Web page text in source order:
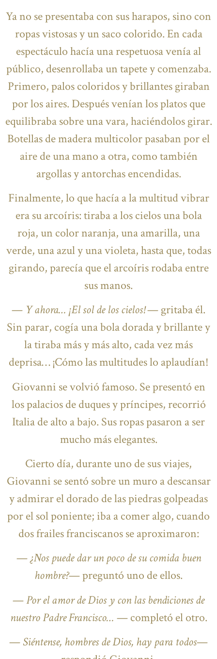
Ya no se presentaba con sus harapos, sino con
ropas vistosas y un saco colorido. En cada
espectáculo hacía una respetuosa venía al
público, desenrollaba un tapete y comenzaba.
Primero, palos coloridos y brillantes giraban
por los aires. Después venían los platos que
equilibraba sobre una vara, haciéndolos girar.
Botellas de madera multicolor pasaban por el
aire de una mano a otra, como también
argollas y antorchas encendidas.
Finalmente, lo que hacía a la multitud vibrar
era su arcoíris: tiraba a los cielos una bola
roja, un color naranja, una amarilla, una
verde, una azul y una violeta, hasta que, todas
girando, parecía que el arcoíris rodaba entre
sus manos.
— Y ahora… ¡El sol de los cielos!— gritaba él.
Sin parar, cogía una bola dorada y brillante y
la tiraba más y más alto, cada vez más
deprisa… ¡Cómo las multitudes lo aplaudían!
Giovanni se volvió famoso. Se presentó en
los palacios de duques y príncipes, recorrió
Italia de alto a bajo. Sus ropas pasaron a ser
mucho más elegantes.
Cierto día, durante uno de sus viajes,
Giovanni se sentó sobre un muro a descansar
y admirar el dorado de las piedras golpeadas
por el sol poniente; iba a comer algo, cuando
dos frailes franciscanos se aproximaron:
—¿Nos puede dar un poco de su comida buen
hombre?— preguntó uno de ellos.
—Por el amor de Dios y con las bendiciones de
nuestro Padre Francisco… — completó el otro.
—Siéntense, hombres de Dios, hay para todos—